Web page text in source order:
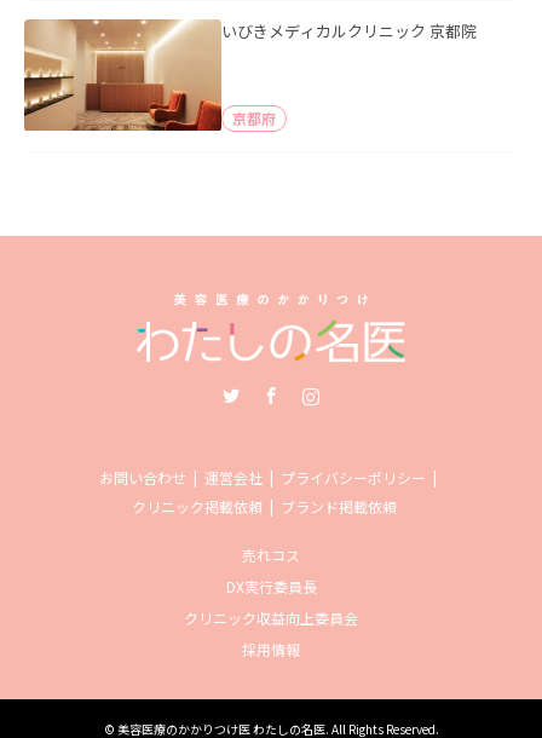
いびきメディカルクリニック 京都院
京都府
お問い合わせ 運営会社
プライバシーポリシー
クリニック掲載依頼
ブランド掲載依頼
売れコス
DX実行委員長
クリニック収益向上委員会
採用情報
© 美容医療のかかりつけ医 わたしの名医. All Rights Reserved.